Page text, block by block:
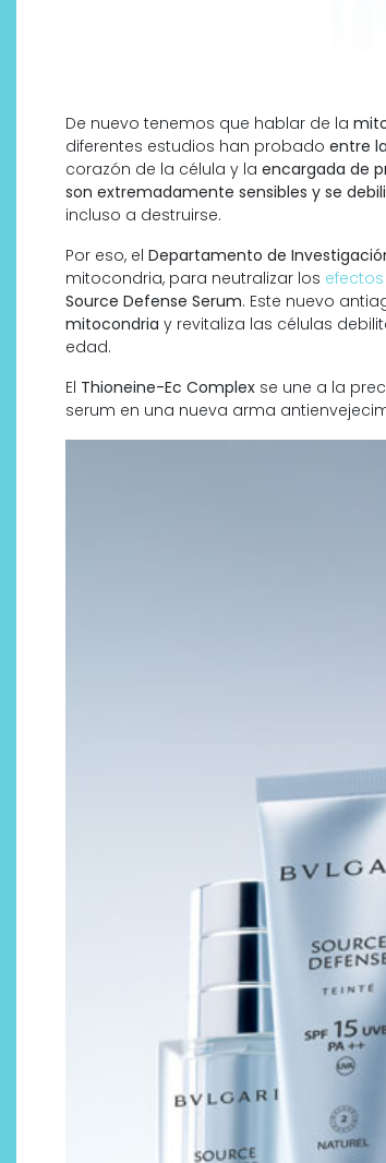
De nuevo tenemos que hablar de la
diferentes estudios han probado entre
corazón de la célula y la encargada de
son extremadamente sensibles y se
incluso a destruirse.
Por eso, el Departamento de
mitocondria, para neutralizar los
Source Defense Serum. Este nuevo
mitocondria y revitaliza las células
edad.
El Thioneine-Ec Complex se une a la
serum en una nueva arma